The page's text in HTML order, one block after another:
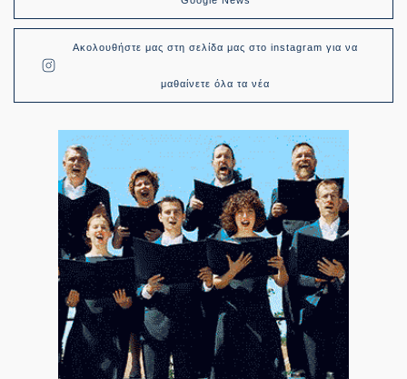
Ακολουθήστε μας στη σελίδα μας στο instagram για να
μαθαίνετε όλα τα νέα